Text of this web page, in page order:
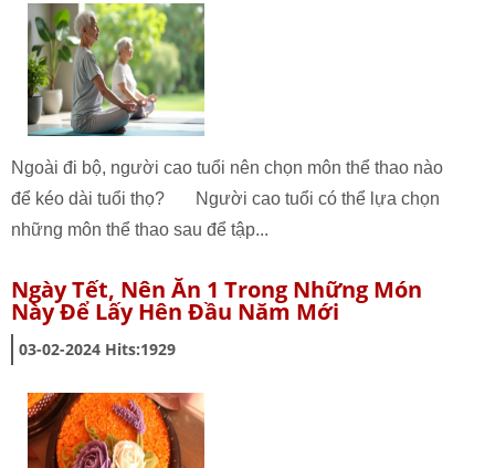
Ngoài đi bộ, người cao tuổi nên chọn môn thể thao nào
để kéo dài tuổi thọ? Người cao tuổi có thể lựa chọn
những môn thể thao sau để tập...
Ngày Tết, Nên Ăn 1 Trong Những Món
Này Để Lấy Hên Đầu Năm Mới
03-02-2024 Hits:1929